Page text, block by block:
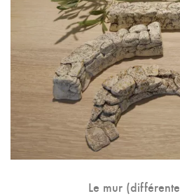
Le mur